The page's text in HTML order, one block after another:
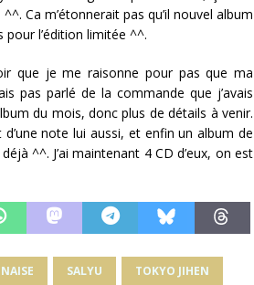
Ca m’étonnerait pas qu’il nouvel album
l’édition limitée ^^.
que je me raisonne pour pas que ma
pas parlé de la commande que j’avais
du mois, donc plus de détails à venir.
note lui aussi, et enfin un album de
^^. J’ai maintenant 4 CD d’eux, on est
SALYU TOKYO JIHEN